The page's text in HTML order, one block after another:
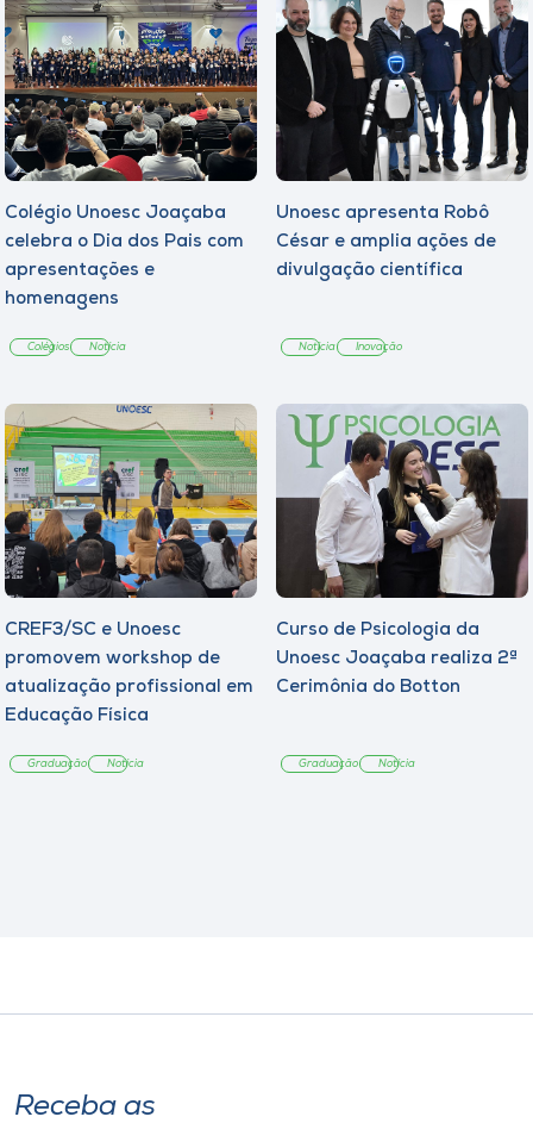
Colégio Unoesc Joaçaba
celebra o Dia dos Pais com
apresentações e
homenagens
Colégios Notícia
Unoesc apresenta Robô
César e amplia ações de
divulgação científica
Notícia Inovação
CREF3/SC e Unoesc
promovem workshop de
atualização profissional em
Educação Física
Graduação Notícia
Curso de Psicologia da
Unoesc Joaçaba realiza 2ª
Cerimônia do Botton
Graduação Notícia
Receba as